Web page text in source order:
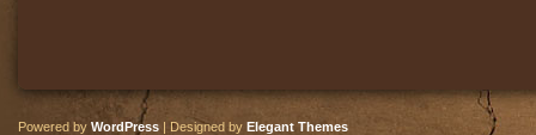
Powered by WordPress | Designed by Elegant Themes